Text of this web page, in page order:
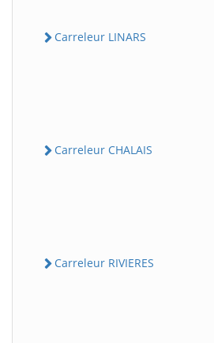
Carreleur LINARS
Carreleur CHALAIS
Carreleur RIVIERES